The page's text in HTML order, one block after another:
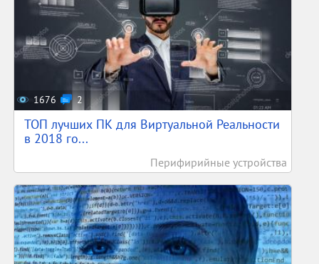
1676 2
ТОП лучших ПК для Виртуальной Реальности
в 2018 го...
Перифирийные устройства